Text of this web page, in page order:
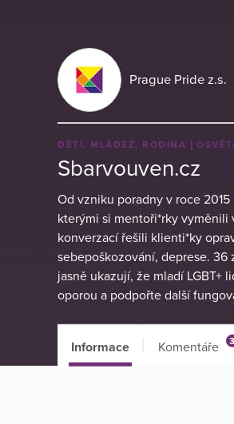
Prague Pride z.s.
DĚTI, MLÁDEŽ, RODINA
Sbarvouven.cz
Od vzniku poradny v roce
kterými si mentoři*rky vyměnili
konverzací řešili klienti*ky
sebepoškozování, deprese. 36
jasně ukazují, že mladí LGBT+
oporou a podpořte další
Informace Komentáře 3